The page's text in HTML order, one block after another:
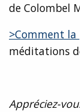
de Colombel
>Comment
méditations
Appréciez-